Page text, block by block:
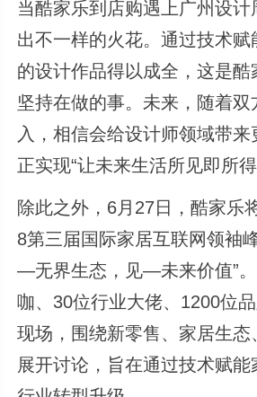
当酷家乐到店购遇上广州设计
出不一样的火花。通过技术
的设计作品得以成全，这是酷
坚持在做的事。未来，随着双
入，相信会给设计师领域带
正实现“让未来生活所见即所得
除此之外，6月27日，酷家乐
8第三届国际家居互联网领袖
—无界生态，见—未来价值”
咖、30位行业大佬、1200位
现场，围绕新零售、家居生态
展开讨论，旨在通过技术赋能